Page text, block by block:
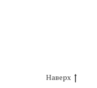
Наверх